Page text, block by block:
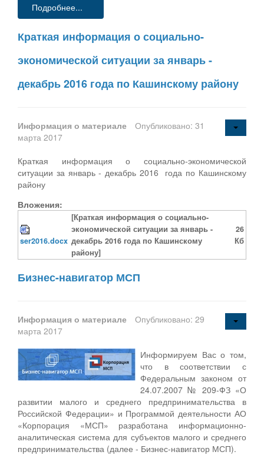
Подробнее...
Краткая информация о социально-
экономической ситуации за январь -
декабрь 2016 года по Кашинскому району
Информация о материале
Опубликовано: 31
марта 2017
Краткая информация о социально-экономической
ситуации за январь - декабрь 2016 года по Кашинскому
району
Вложения:
ser2016.docx
[Краткая информация о социально-
экономической ситуации за январь -
декабрь 2016 года по Кашинскому
району]
26
Кб
Бизнес-навигатор МСП
Информация о материале
Опубликовано: 29
марта 2017
Информируем Вас о том,
что в соответствии с
Федеральным законом от
24.07.2007 № 209-ФЗ «О
развитии малого и среднего предпринимательства в
Российской Федерации» и Программой деятельности АО
«Корпорация «МСП» разработана информационно-
аналитическая система для субъектов малого и среднего
предпринимательства (далее - Бизнес-навигатор МСП).